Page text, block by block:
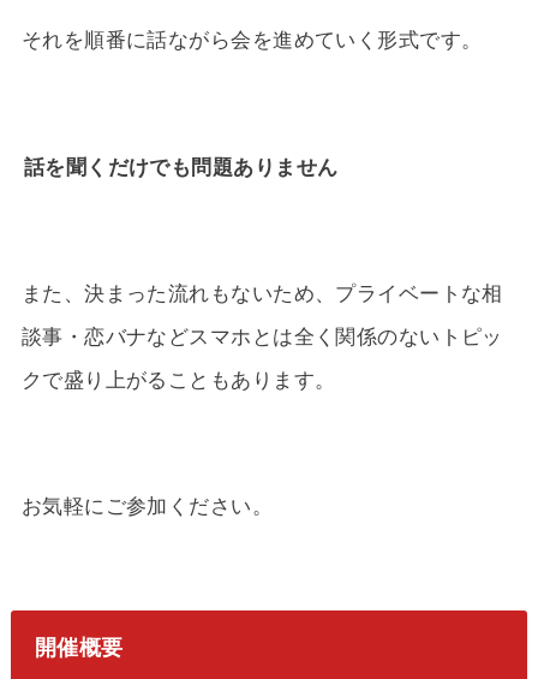
それを順番に話ながら会を進めていく形式です。
話を聞くだけでも問題ありません
また、決まった流れもないため、プライベートな相
談事・恋バナなどスマホとは全く関係のないトピッ
クで盛り上がることもあります。
お気軽にご参加ください。
開催概要